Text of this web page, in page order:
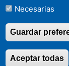
Cómo llegar
©Copyright
Necesarias
Guardar
Aceptar todas